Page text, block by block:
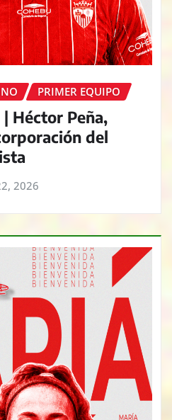
PRIMER EQUIPO
| Héctor Peña,
del
2026